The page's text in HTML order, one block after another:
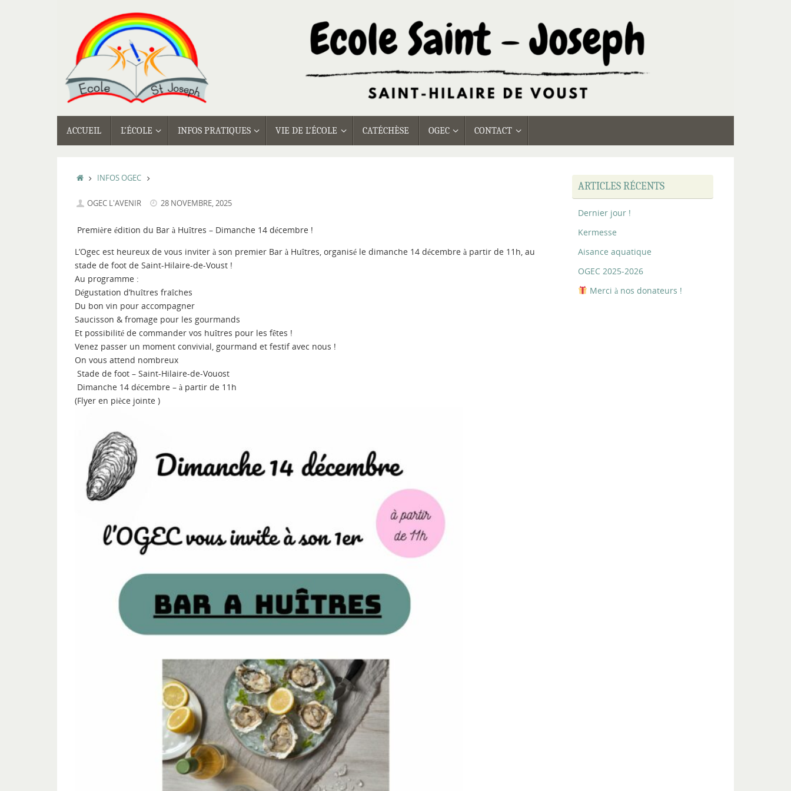
AU
CONTENU
ACCUEIL L’ÉCOLE INFOS PRATIQUES VIE DE L’ÉCOLE CATÉCHÈSE OGEC CONTACT
ACCUEIL
INFOS OGEC
OGEC L'AVENIR 28 NOVEMBRE, 2025
Première édition du Bar à Huîtres – Dimanche 14 décembre !
L’Ogec est heureux de vous inviter à son premier Bar à Huîtres, organisé le dimanche 14 décembre à partir de 11h, au
stade de foot de Saint-Hilaire-de-Voust !
Au programme :
Dégustation d’huîtres fraîches
Du bon vin pour accompagner
Saucisson & fromage pour les gourmands
Et possibilité de commander vos huîtres pour les fêtes !
Venez passer un moment convivial, gourmand et festif avec nous !
On vous attend nombreux
Stade de foot – Saint-Hilaire-de-Vouost
Dimanche 14 décembre – à partir de 11h
(Flyer en pièce jointe )
ARTICLES RÉCENTS
Dernier jour !
Kermesse
Aisance aquatique
OGEC 2025-2026
Merci à nos donateurs !